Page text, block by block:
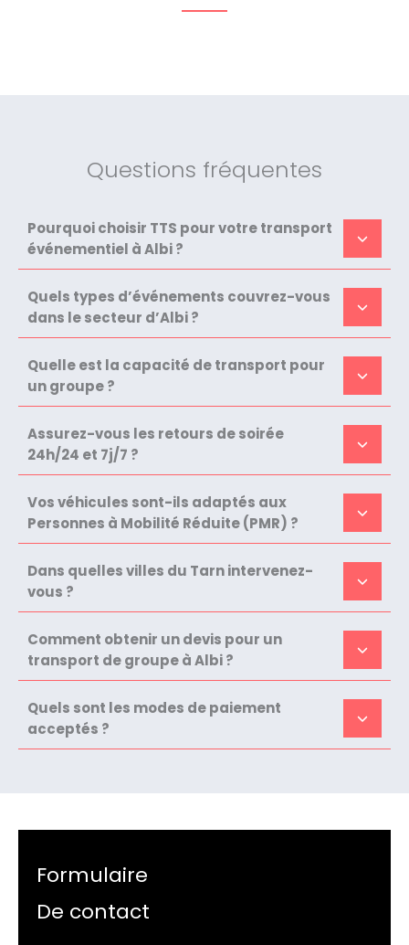
Questions fréquentes
Pourquoi choisir TTS pour votre transport
événementiel à Albi ?
Quels types d’événements couvrez-vous
dans le secteur d’Albi ?
Quelle est la capacité de transport pour
un groupe ?
Assurez-vous les retours de soirée
24h/24 et 7j/7 ?
Vos véhicules sont-ils adaptés aux
Personnes à Mobilité Réduite (PMR) ?
Dans quelles villes du Tarn intervenez-
vous ?
Comment obtenir un devis pour un
transport de groupe à Albi ?
Quels sont les modes de paiement
acceptés ?
Formulaire
De contact